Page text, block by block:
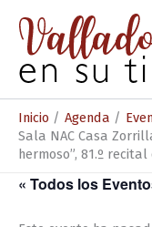
contenido
Inicio Agenda
Sala NAC Casa
hermoso”, 81.º
« Todos los